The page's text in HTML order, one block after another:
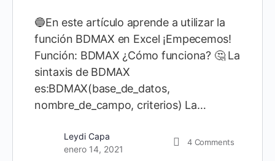
🔵En este artículo aprende a utilizar la
función BDMAX en Excel ¡Empecemos!
Función: BDMAX ¿Cómo funciona? 🤔 La
sintaxis de BDMAX
es:BDMAX(base_de_datos,
nombre_de_campo, criterios) La…
Leydi Capa
enero 14, 2021
4 Comments